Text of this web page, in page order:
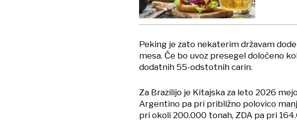
Peking je zato nekaterim državam
mesa. Če bo uvoz presegel določeno
dodatnih 55-odstotnih carin.
Za Brazilijo je Kitajska za leto 2026
Argentino pa pri približno polovico
pri okoli 200.000 tonah, ZDA pa pri